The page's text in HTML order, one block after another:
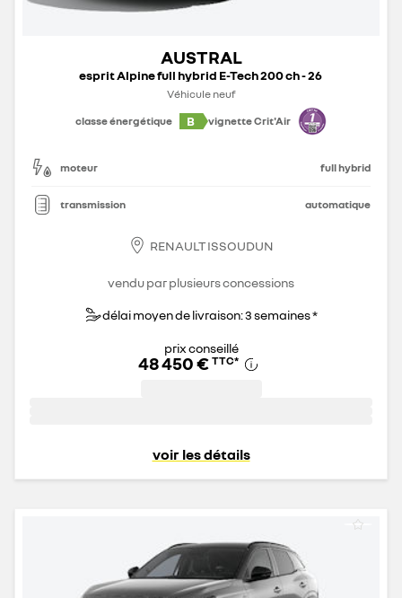
AUSTRAL
esprit Alpine full hybrid E-Tech 200 ch - 26
Véhicule neuf
classe énergétique
B vignette Crit'Air
moteur full hybrid
transmission automatique
RENAULT ISSOUDUN
vendu par plusieurs concessions
délai moyen de livraison: 3 semaines *
prix conseillé
48 450 € TTC*
voir les détails